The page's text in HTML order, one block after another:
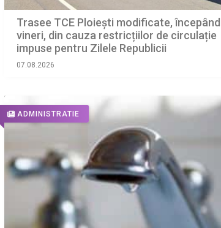
Trasee TCE Ploiești modificate,
vineri, din cauza restricțiilor de circulație
impuse pentru Zilele Republicii
07.08.2026
ADMINISTRATIE